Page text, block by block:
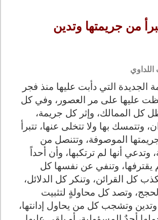
من جريمتها وتدين
الجديدة التي دأبت عليها منذ فجر
عليها على مر العصور، وفي كل
كل الممالك، وإثر كل جريمة،
وتتمسك بها ولا تتخلى عنها، تتبرأ
الموصوفة، وتتنصل من
وتدعي أنها لم ترتكبها، وأن أحداً
يقترفها، وتنفي عن نفسها كل
كل القرائن، وتنكر كل الدلائل،
وتصد كل محاولةٍ لتثبيت
وتدين وتشجب كل من يحاول إدانتها،